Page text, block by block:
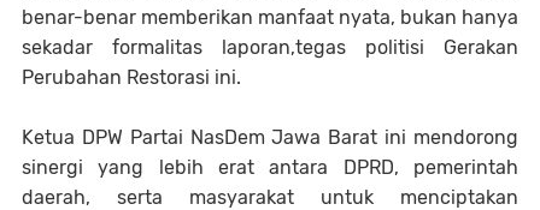
benar-benar memberikan manfaat nyata, bukan hanya
sekadar formalitas laporan,tegas politisi Gerakan
Perubahan Restorasi ini.
Ketua DPW Partai NasDem Jawa Barat ini mendorong
sinergi yang lebih erat antara DPRD, pemerintah
daerah, serta masyarakat untuk menciptakan